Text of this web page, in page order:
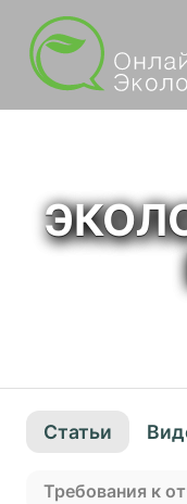
Статьи
Требования к